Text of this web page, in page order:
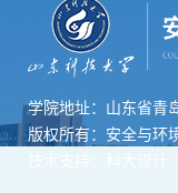
学院地址：山东省青
版权所有：安全与环